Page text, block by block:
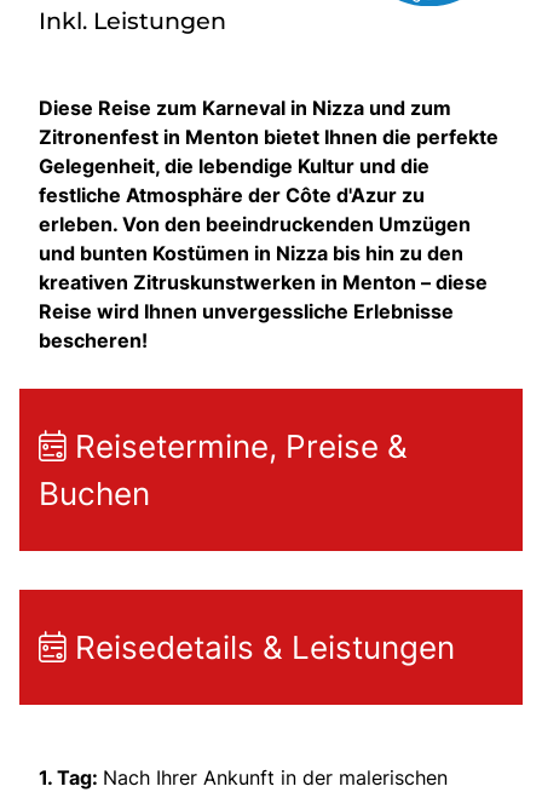
Inkl. Leistungen
Diese Reise zum Karneval in Nizza und zum
Zitronenfest in Menton bietet Ihnen die perfekte
Gelegenheit, die lebendige Kultur und die
festliche Atmosphäre der Côte d'Azur zu
erleben. Von den beeindruckenden Umzügen
und bunten Kostümen in Nizza bis hin zu den
kreativen Zitruskunstwerken in Menton – diese
Reise wird Ihnen unvergessliche Erlebnisse
bescheren!
Reisetermine, Preise &
Buchen
Reisedetails & Leistungen
1. Tag: Nach Ihrer Ankunft in der malerischen